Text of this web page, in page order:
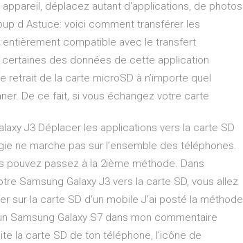
déplacez autant d'applications, de photos
d Astuce: voici comment transférer les
entièrement compatible avec le transfert
certaines des données de cette application
retrait de la carte microSD à n’importe quel
De ce fait, si vous échangez votre carte
J3 Déplacer les applications vers la carte SD
ne marche pas sur l’ensemble des téléphones.
pouvez passez à la 2ième méthode. Dans
Samsung Galaxy J3 vers la carte SD, vous allez
sur la carte SD d'un mobile J’ai posté la méthode
Samsung Galaxy S7 dans mon commentaire
la carte SD de ton téléphone, l’icône de